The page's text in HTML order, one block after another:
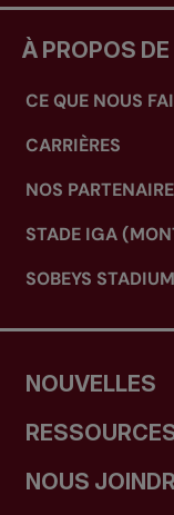
À PROPOS
CE QUE NOUS
CARRIÈRES
NOS
STADE IGA
SOBEYS
NOUVELLES
NOUS